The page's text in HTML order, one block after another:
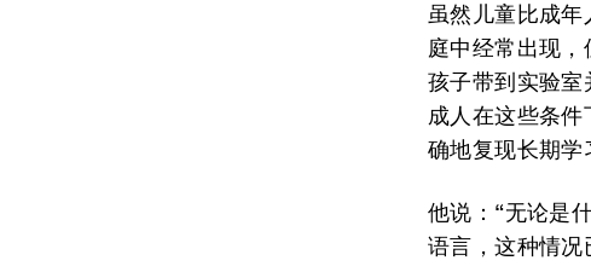
虽然儿童比成年
庭中经常出现
孩子带到实验
成人在这些条
确地复现长期学
他说：“无论是
语言，这种情况